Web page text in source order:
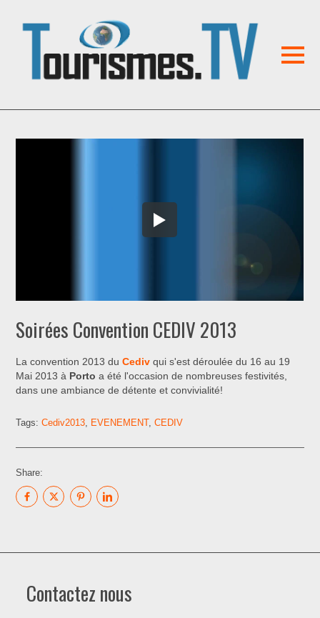
Soirées Convention CEDIV 2013
La convention 2013 duCediv qui s'est déroulée du 16 au 19
Mai 2013 à Portoa été l'occasion de nombreuses festivités,
dans une ambiance de détente et convivialité!
Tags:Cediv2013 EVENEMENT,CEDIV
Share:
Contactez nous